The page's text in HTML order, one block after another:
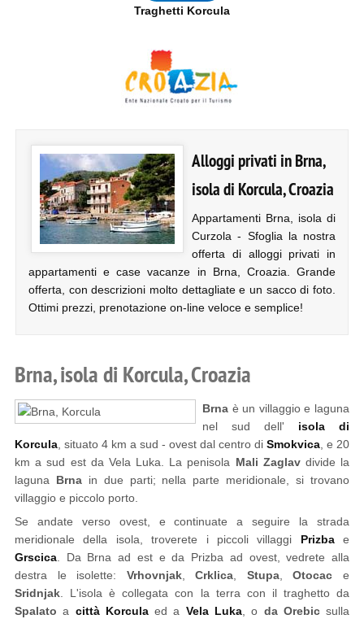
Traghetti Korcula
Alloggi privati in Brna,
isola di Korcula, Croazia
Appartamenti Brna, isola di
Curzola - Sfoglia la nostra
offerta di alloggi privati in
appartamenti e case vacanze in Brna, Croazia. Grande
offerta, con descrizioni molto dettagliate e un sacco di foto.
Ottimi prezzi, prenotazione on-line veloce e semplice!
Brna, isola di Korcula, Croazia
Brna è un villaggio e laguna
nel sud dell' isola di
Korcula, situato 4 km a sud - ovest dal centro di Smokvica, e 20
km a sud est da Vela Luka. La penisola Mali Zaglavdivide la
laguna Brna in due parti; nella parte meridionale, si trovano
villaggio e piccolo porto.
Se andate verso ovest, e continuate a seguire la strada
meridionale della isola, troverete i piccoli villaggi Prizbae
Grscica. Da Brna ad est e da Prizba ad ovest, vedrete alla
destra le isolette: Vrhovnjak,Crklica, Stupa,Otocace
Sridnjak. L'isola è collegata con la terra con il traghetto da
Spalatoa città Korculaed a Vela Luka, o da Orebicsulla